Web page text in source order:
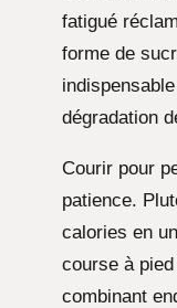
fatigué
forme de
dégradation
Courir pour
patience.
calories en
course à
combinant